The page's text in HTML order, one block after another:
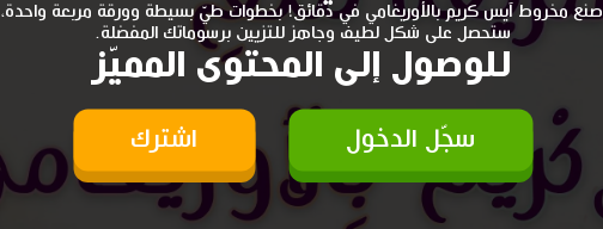
اصنع مخروط آيس كريم بالأوريغامي في دقائق! بخطوات طيّ بسيطة وورقة مربعة واحدة،
ستحصل على شكل لطيف وجاهز للتزيين برسوماتك المفضلة.
للوصول إلى المحتوى المميّز
سجّل الدخول اشترك